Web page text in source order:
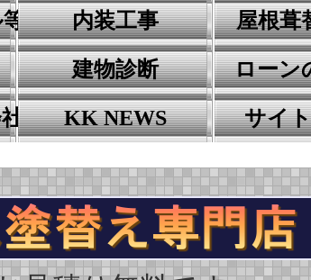
塗装工事内装工事 屋根葺
建物診断 ローン
紹介KK NEWS サイ